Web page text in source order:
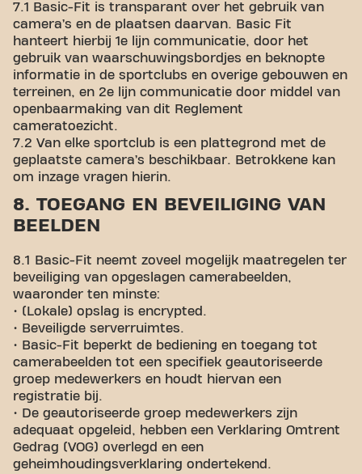
7.1 Basic-Fit is transparant over het gebruik van
camera’s en de plaatsen daarvan. Basic Fit
hanteert hierbij 1e lijn communicatie, door het
gebruik van waarschuwingsbordjes en beknopte
informatie in de sportclubs en overige gebouwen en
terreinen, en 2e lijn communicatie door middel van
openbaarmaking van dit Reglement
cameratoezicht.
7.2 Van elke sportclub is een plattegrond met de
geplaatste camera’s beschikbaar. Betrokkene kan
om inzage vragen hierin.
8. TOEGANG EN BEVEILIGING VAN
BEELDEN
8.1
Basic-Fit neemt zoveel mogelijk maatregelen ter
beveiliging van opgeslagen camerabeelden,
waaronder ten minste:
• (Lokale) opslag is encrypted.
• Beveiligde serverruimtes.
• Basic-Fit beperkt de bediening en toegang tot
camerabeelden tot een specifiek geautoriseerde
groep medewerkers en houdt hiervan een
registratie bij.
• De geautoriseerde groep medewerkers zijn
adequaat opgeleid, hebben een Verklaring Omtrent
Gedrag (VOG) overlegd en een
geheimhoudingsverklaring ondertekend.